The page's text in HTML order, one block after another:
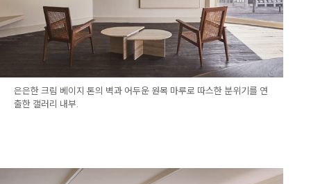
은은한 크림 베이지 톤의 벽과 어두운 원목 마루로 따스한 분위기를 연
출한 갤러리 내부.